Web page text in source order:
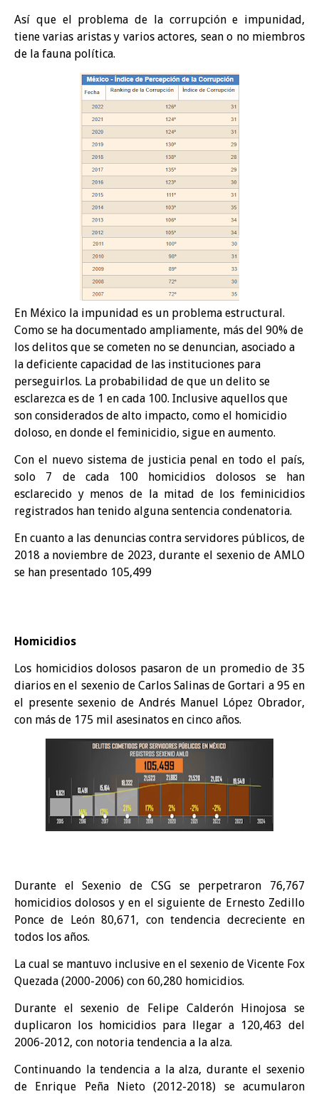
Así que el problema de la corrupción e impunidad,
tiene varias aristas y varios actores, sean o no miembros
de la fauna política.
En México la impunidad es un problema estructural.
Como se ha documentado ampliamente, más del 90% de
los delitos que se cometen no se denuncian, asociado a
la deficiente capacidad de las instituciones para
perseguirlos. La probabilidad de que un delito se
esclarezca es de 1 en cada 100. Inclusive aquellos que
son considerados de alto impacto, como el homicidio
doloso, en donde el feminicidio, sigue en aumento.
Con el nuevo sistema de justicia penal en todo el país,
solo 7 de cada 100 homicidios dolosos se han
esclarecido y menos de la mitad de los feminicidios
registrados han tenido alguna sentencia condenatoria.
En cuanto a las denuncias contra servidores públicos, de
2018 a noviembre de 2023, durante el sexenio de AMLO
se han presentado 105,499
Homicidios
Los homicidios dolosos pasaron de un promedio de 35
diarios en el sexenio de Carlos Salinas de Gortari a 95 en
el presente sexenio de Andrés Manuel López Obrador,
con más de 175 mil asesinatos en cinco años.
Durante el Sexenio de CSG se perpetraron 76,767
homicidios dolosos y en el siguiente de Ernesto Zedillo
Ponce de León 80,671, con tendencia decreciente en
todos los años.
La cual se mantuvo inclusive en el sexenio de Vicente Fox
Quezada (2000-2006) con 60,280 homicidios.
Durante el sexenio de Felipe Calderón Hinojosa se
duplicaron los homicidios para llegar a 120,463 del
2006-2012, con notoria tendencia a la alza.
Continuando la tendencia a la alza, durante el sexenio
de Enrique Peña Nieto (2012-2018) se acumularon